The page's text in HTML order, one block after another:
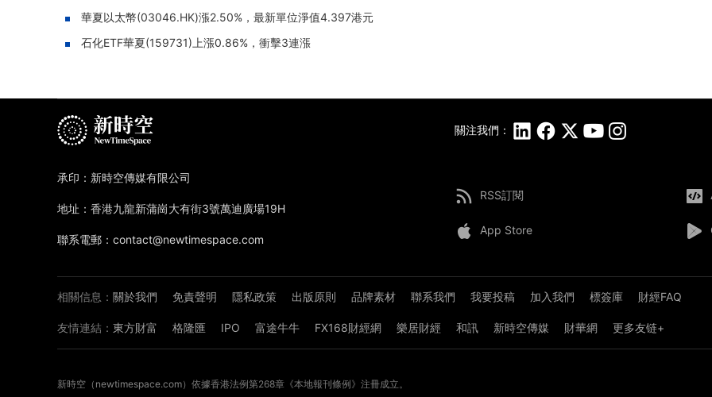
華夏以太幣(03046.HK)漲2.50%，最新單位淨值4.397港元
石化ETF華夏(159731)上漲0.86%，衝擊3連漲
關注我們：
RSS訂閱
App Store
相關信息： 關於我們 免責聲明 隱私政策 出版原則 品牌素材 聯系我們 我要投稿 加入我們 標簽庫 財經FAQ
友情連結： 東方財富 格隆匯 IPO 富途牛牛 FX168財經網 樂居財經 和訊 新時空傳媒 財華網 更多友链+
承印：新時空傳媒有限公司
地址：香港九龍新蒲崗大有街3號萬迪廣場19H
聯系電郵：contact@newtimespace.com
新時空（ newtimespace.com）依據香港法例第268章《本地報刊條例》注冊成立。